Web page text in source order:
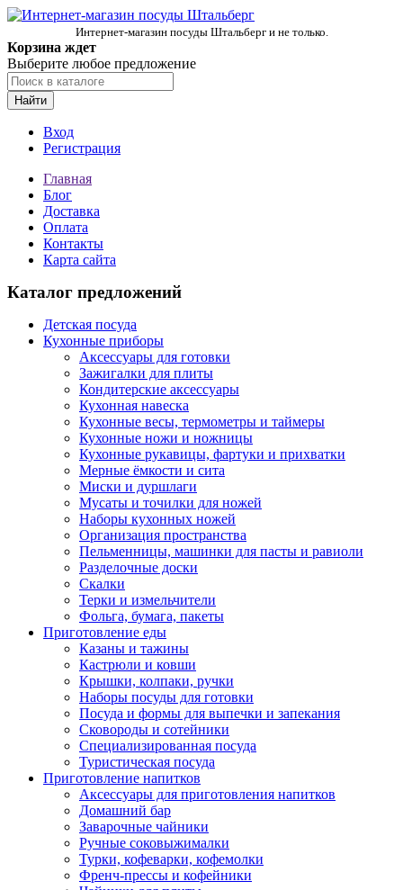
Интернет-магазин посуды Штальберг и не только.
Корзина ждет
Выберите любое предложение
Найти
Вход
Регистрация
Главная
Блог
Доставка
Оплата
Контакты
Карта сайта
Каталог предложений
Детская посуда
Кухонные приборы
Аксессуары для готовки
Зажигалки для плиты
Кондитерские аксессуары
Кухонная навеска
Кухонные весы, термометры и таймеры
Кухонные ножи и ножницы
Кухонные рукавицы, фартуки и прихватки
Мерные ёмкости и сита
Миски и дуршлаги
Мусаты и точилки для ножей
Наборы кухонных ножей
Организация пространства
Пельменницы, машинки для пасты и равиоли
Разделочные доски
Скалки
Терки и измельчители
Фольга, бумага, пакеты
Приготовление еды
Казаны и тажины
Кастрюли и ковши
Крышки, колпаки, ручки
Наборы посуды для готовки
Посуда и формы для выпечки и запекания
Сковороды и сотейники
Специализированная посуда
Туристическая посуда
Приготовление напитков
Аксессуары для приготовления напитков
Домашний бар
Заварочные чайники
Ручные соковыжималки
Турки, кофеварки, кофемолки
Френч-прессы и кофейники